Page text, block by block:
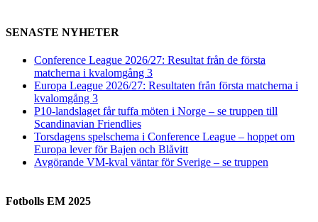
SENASTE NYHETER
Conference League 2026/27: Resultat från de första
matcherna i kvalomgång 3
Europa League 2026/27: Resultaten från första matcherna i
kvalomgång 3
P10-landslaget får tuffa möten i Norge – se truppen till
Scandinavian Friendlies
Torsdagens spelschema i Conference League – hoppet om
Europa lever för Bajen och Blåvitt
Avgörande VM-kval väntar för Sverige – se truppen
Fotbolls EM 2025